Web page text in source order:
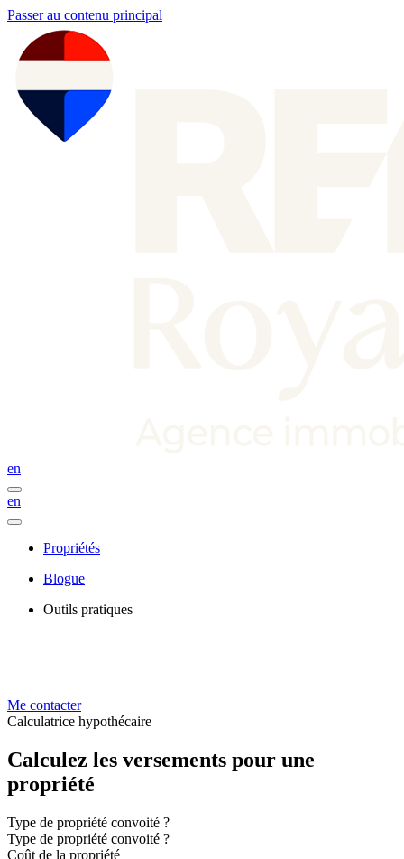
Passer au contenu principal
en
en
Propriétés
Blogue
Outils pratiques
Me contacter
Calculatrice hypothécaire
Calculez les versements pour une
propriété
Type de propriété convoité ?
Type de propriété convoité ?
Coût de la propriété